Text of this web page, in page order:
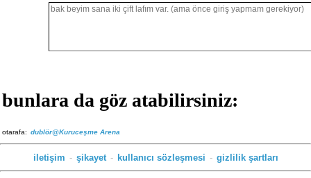
bunlara da göz atabilirsiniz:
otarafa: dublör@Kuruceşme Arena
iletişim - şikayet - kullanıcı sözleşmesi - gizlilik şartları